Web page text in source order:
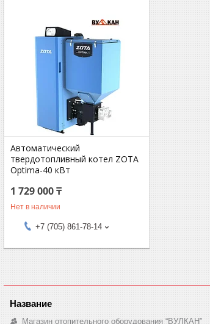
Автоматический
твердотопливный котел ZOTA
Optima-40 кВт
1 729 000 ₸
Нет в наличии
+7 (705) 861-78-14
Магазин отопительного оборудования “ВУЛКАН”